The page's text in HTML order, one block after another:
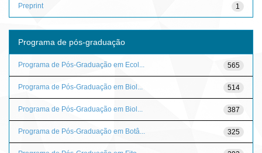
1
Preprint
Programa de pós-graduação
565
Programa de Pós-Graduação em Ecol...
514
Programa de Pós-Graduação em Biol...
387
Programa de Pós-Graduação em Biol...
325
Programa de Pós-Graduação em Botâ...